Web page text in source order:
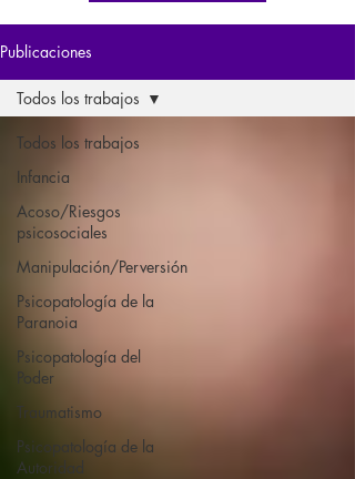
Publicaciones
Todos los trabajos
Infancia
Acoso/Riesgos
psicosociales
Manipulación/Perversión
Psicopatología de la
Paranoia
Psicopatología del
Poder
Traumatismo
Psicopatología de la
Autoridad
Todos los trabajos